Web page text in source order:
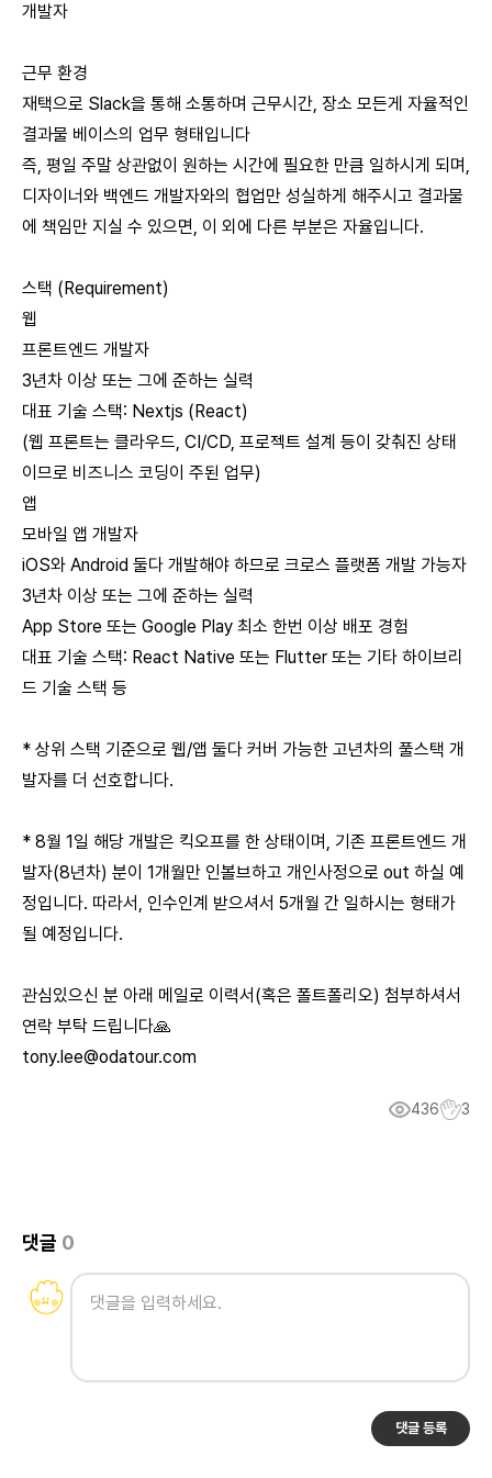
개발자
근무 환경
재택으로 Slack을 통해 소통하며 근무시간, 장소 모든게 자율적인
결과물 베이스의 업무 형태입니다
즉, 평일 주말 상관없이 원하는 시간에 필요한 만큼 일하시게 되며,
디자이너와 백엔드 개발자와의 협업만 성실하게 해주시고 결과물
에 책임만 지실 수 있으면, 이 외에 다른 부분은 자율입니다.
스택 (Requirement)
웹
프론트엔드 개발자
3년차 이상 또는 그에 준하는 실력
대표 기술 스택: Nextjs (React)
(웹 프론트는 클라우드, CI/CD, 프로젝트 설계 등이 갖춰진 상태
이므로 비즈니스 코딩이 주된 업무)
앱
모바일 앱 개발자
iOS와 Android 둘다 개발해야 하므로 크로스 플랫폼 개발 가능자
3년차 이상 또는 그에 준하는 실력
App Store 또는 Google Play 최소 한번 이상 배포 경험
대표 기술 스택: React Native 또는 Flutter 또는 기타 하이브리
드 기술 스택 등
* 상위 스택 기준으로 웹/앱 둘다 커버 가능한 고년차의 풀스택 개
발자를 더 선호합니다.
* 8월 1일 해당 개발은 킥오프를 한 상태이며, 기존 프론트엔드 개
발자(8년차) 분이 1개월만 인볼브하고 개인사정으로 out 하실 예
정입니다. 따라서, 인수인계 받으셔서 5개월 간 일하시는 형태가
될 예정입니다.
관심있으신 분 아래 메일로 이력서(혹은 폴트폴리오) 첨부하셔서
연락 부탁 드립니다🙏
tony.lee@odatour.com
436 3
댓글 0
댓글 등록